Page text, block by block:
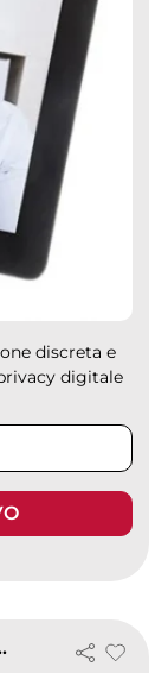
discreta e
digitale
Privacy Box